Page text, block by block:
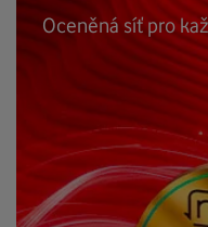
Oceněná síť pro